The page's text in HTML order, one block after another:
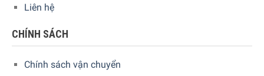
Liên hệ
CHÍNH SÁCH
Chính sách vận chuyển